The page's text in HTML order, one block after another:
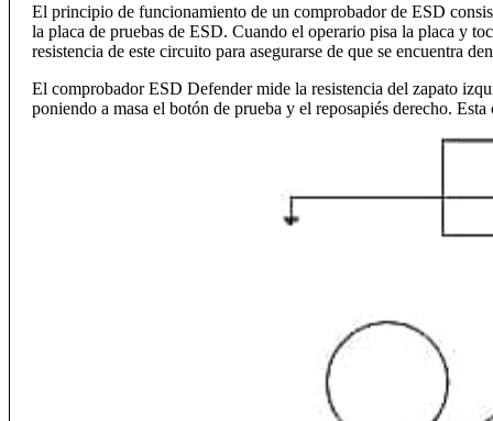
El principio de funcionamiento de un comprobador de ESD
la placa de pruebas de ESD. Cuando el operario pisa la placa y
resistencia de este circuito para asegurarse de que se encuentra
El comprobador ESD Defender mide la resistencia del zapato
poniendo a masa el botón de prueba y el reposapiés derecho.